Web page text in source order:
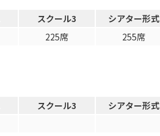
スクール3
225席
シアター形式
255席
スクール3 シアター形式
喫煙所あり
4t車以上荷捌きあり
パーティ・懇親会